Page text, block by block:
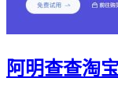
阿明查查淘